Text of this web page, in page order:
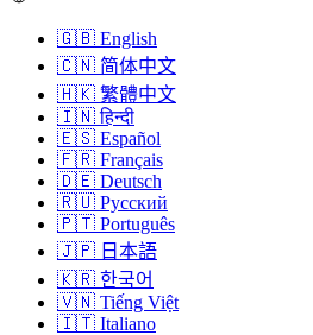
🇬🇧 English
🇨🇳 简体中文
🇭🇰 繁體中文
🇮🇳 हिन्दी
🇪🇸 Español
🇫🇷 Français
🇩🇪 Deutsch
🇷🇺 Русский
🇵🇹 Português
🇯🇵 日本語
🇰🇷 한국어
🇻🇳 Tiếng Việt
🇮🇹 Italiano